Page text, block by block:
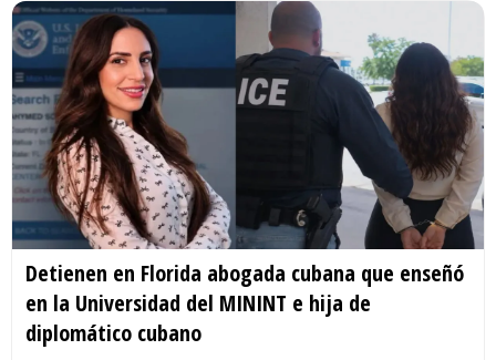
Detienen en Florida abogada cubana que enseñó
en la Universidad del MININT e hija de
diplomático cubano